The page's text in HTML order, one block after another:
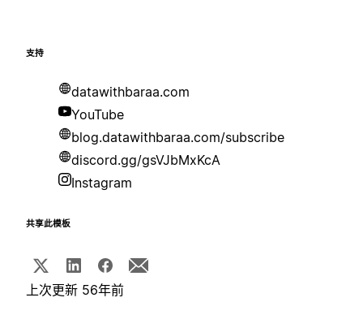
支持
datawithbaraa.com
YouTube
blog.datawithbaraa.com/subscribe
discord.gg/gsVJbMxKcA
Instagram
共享此模板
上次更新 56年前